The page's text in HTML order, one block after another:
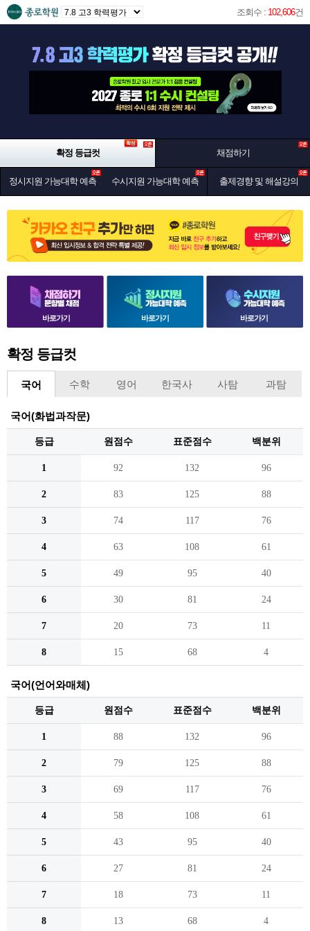
조회수 : 102,606건
확정 등급컷 채점하기
정시지원 가능대학 예측 수시지원 가능대학 예측 출제경향 및 해설강의
바로가기 바로가기 바로가기
확정 등급컷
국어 수학 영어 한국사 사탐 과탐
국어(화법과작문)
등급 원점수 표준점수 백분위
1 92 132 96
2 83 125 88
3 74 117 76
4 63 108 61
5 49 95 40
6 30 81 24
7 20 73 11
8 15 68 4
국어(언어와매체)
등급 원점수 표준점수 백분위
1 88 132 96
2 79 125 88
3 69 117 76
4 58 108 61
5 43 95 40
6 27 81 24
7 18 73 11
8 13 68 4